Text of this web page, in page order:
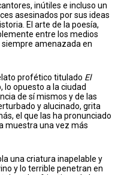
inútiles e incluso un
asesinados por sus ideas
El arte de la poesía,
entre los medios
amenazada en
profético titulado El
lo opuesto a la ciudad
de sí mismos y de las
y alucinado, grita
el que las ha pronunciado
muestra una vez más
una criatura inapelable y
y lo terrible penetran en